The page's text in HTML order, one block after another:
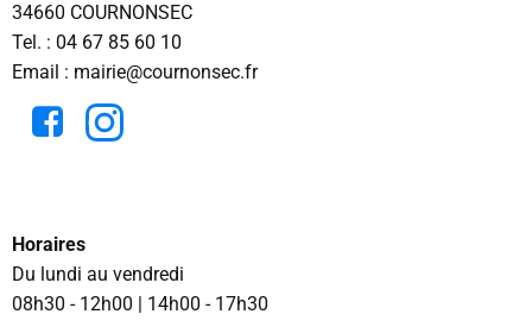
34660 COURNONSEC
Tel. : 04 67 85 60 10
Email : mairie@cournonsec.fr
Horaires
Du lundi au vendredi
08h30 - 12h00 | 14h00 - 17h30